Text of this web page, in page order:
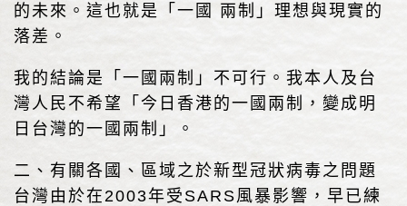
的未來。這也就是「一國 兩制」理想與現實的
落差。
我的結論是「一國兩制」不可行。我本人及台
灣人民不希望「今日香港的一國兩制，變成明
日台灣的一國兩制」。
二、有關各國、區域之於新型冠狀病毒之問題
台灣由於在2003年受SARS風暴影響，早已練